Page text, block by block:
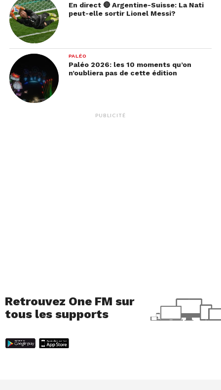
En direct 🔴 Argentine-Suisse: La Nati
peut-elle sortir Lionel Messi?
PALÉO
Paléo 2026: les 10 moments qu’on
n’oubliera pas de cette édition
PUBLICITÉ
Retrouvez One FM sur
tous les supports